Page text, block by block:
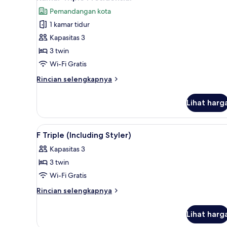
pemandangan
kota
semua
foto
untuk
Kamar
Triple
Presidensial
Pemandangan kota
1 kamar tidur
Kapasitas 3
3 twin
Wi-Fi Gratis
Rincian selengkapnya
Rincian
Kamar
Triple
Presidensial
Lihat
Lihat
semua
foto
untuk
F
Triple
Seprai katun Mesir, seprai
7
F Triple (Including Styler)
Kapasitas 3
3 twin
Wi-Fi Gratis
Rincian selengkapnya
Rincian
Lihat